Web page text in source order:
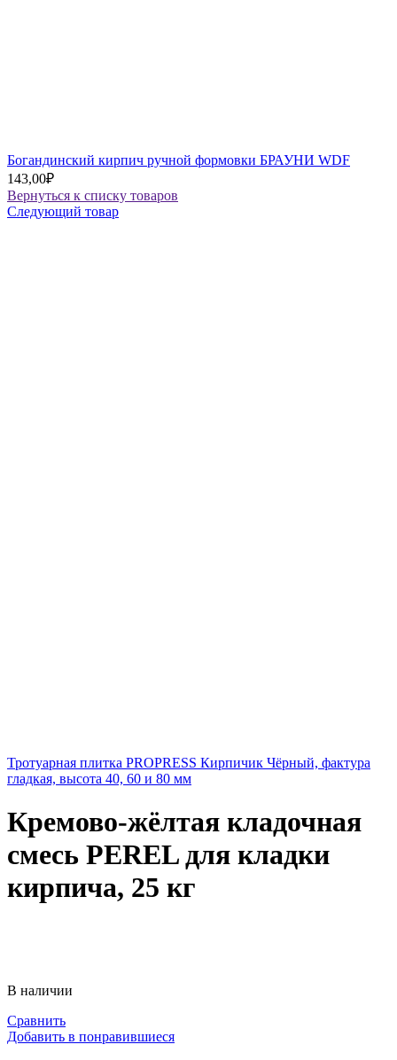
Богандинский кирпич ручной формовки БРАУНИ WDF
143,00₽
Вернуться к списку товаров
Следующий товар
Тротуарная плитка PROPRESS Кирпичик Чёрный, фактура
гладкая, высота 40, 60 и 80 мм
Кремово-жёлтая кладочная
смесь PEREL для кладки
кирпича, 25 кг
В наличии
Сравнить
Добавить в понравившиеся